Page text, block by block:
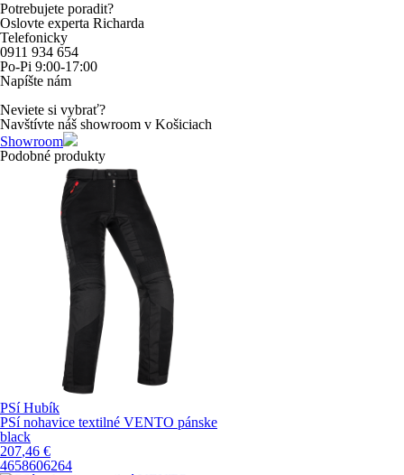
Potrebujete poradit?
Oslovte experta Richarda
Telefonicky
0911 934 654
Po-Pi 9:00-17:00
Napíšte nám
Neviete si vybrať?
Navštívte náš showroom v Košiciach
Showroom
Podobné produkty
PSí Hubík
PSí nohavice textilné VENTO pánske
black
207,46 €
4658606264